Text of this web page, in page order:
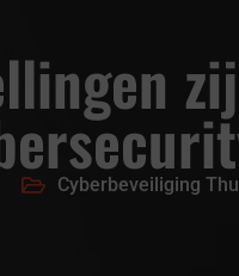
Cyberbeveiliging